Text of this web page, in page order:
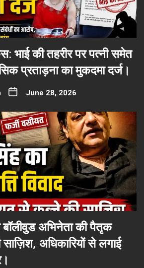
भाई की तहरीर पर पत्नी समेत
प्रताड़ना का मुकदमा दर्ज।
June 28, 2026
बॉलीवुड अभिनेता की पैतृक
अधिकारियों से लगाई